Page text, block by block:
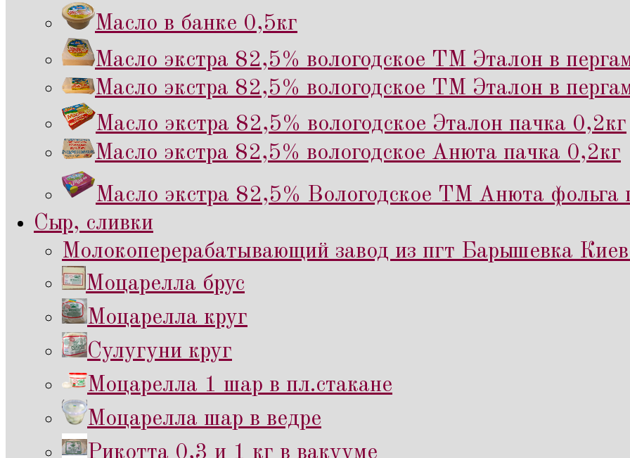
Масло в банке 0,5кг
Масло экстра 82,5% вологодское ТМ Эталон в
Масло экстра 82,5% вологодское ТМ Эталон в
Масло экстра 82,5% вологодское Эталон пачка 0,2кг
Масло экстра 82,5% вологодское Анюта пачка 0,2кг
Масло экстра 82,5% Вологодское ТМ Анюта фольга
Сыр, сливки
Молокоперерабатывающий завод из пгт Барышевка
Моцарелла брус
Моцарелла круг
Сулугуни круг
Моцарелла 1 шар в пл.стакане
Моцарелла шар в ведре
Рикотта 0,3 и 1 кг в вакууме